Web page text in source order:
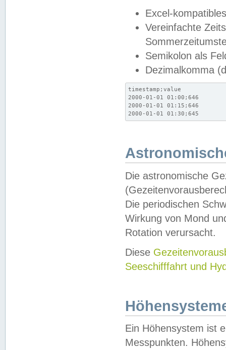
Excel-
Vereinfachte
Semikolon als
Dezimalkomma
timestamp;value
2000-01-01 01:00;646
2000-01-01 01:15;646
2000-01-01 01:30;645
Die astronomische
Die periodischen
Wirkung von Mond
Rotation verursacht.
Diese
Seeschifffahrt und
Ein Höhensystem ist
Messpunkten.